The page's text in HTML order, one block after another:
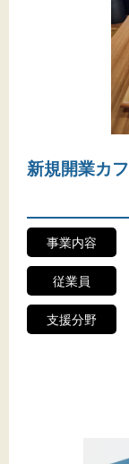
新規開業カ
事業内容
従業員
支援分野